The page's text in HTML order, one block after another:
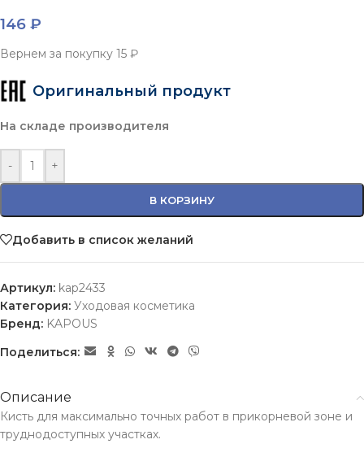
146 ₽
Вернем за покупку 15 ₽
Оригинальный продукт
На складе производителя
- +
В КОРЗИНУ
Добавить в список желаний
Артикул: kap2433
Категория: Уходовая косметика
Бренд: KAPOUS
Поделиться:
Описание
Кисть для максимально точных работ в прикорневой зоне и
труднодоступных участках.